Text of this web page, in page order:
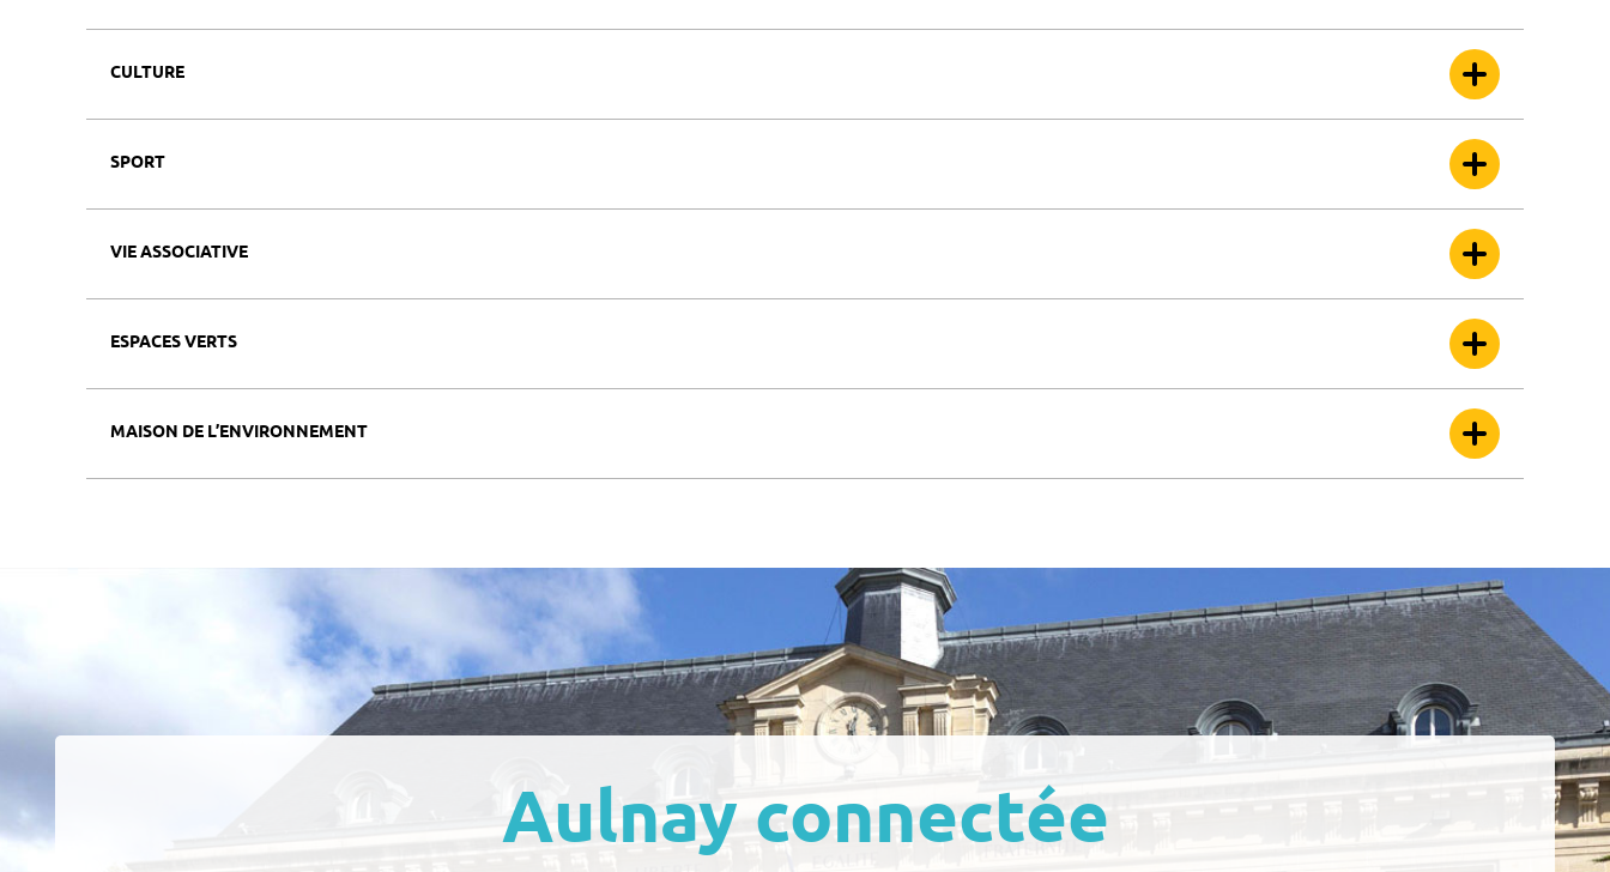
CULTURE
SPORT
VIE ASSOCIATIVE
ESPACES VERTS
MAISON DE L’ENVIRONNEMENT
Aulnay connectée